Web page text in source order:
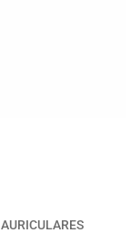
AURICULARES